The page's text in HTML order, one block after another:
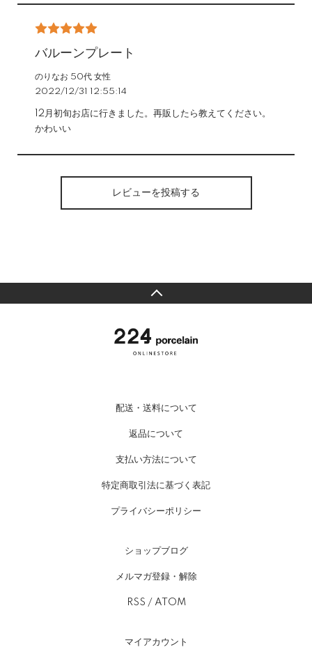
バルーンプレート
のりなお 50代 女性
2022/12/31 12:55:14
12月初旬お店に行きました。再販したら教えてください。
かわいい
レビューを投稿する
配送・送料について
返品について
支払い方法について
特定商取引法に基づく表記
プライバシーポリシー
ショップブログ
メルマガ登録・解除
RSS / ATOM
マイアカウント